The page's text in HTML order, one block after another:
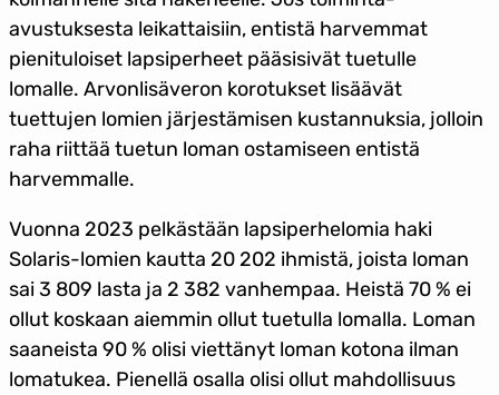
avustuksesta leikattaisiin, entistä harvemmat
pienituloiset lapsiperheet pääsisivät tuetulle
lomalle. Arvonlisäveron korotukset lisäävät
tuettujen lomien järjestämisen kustannuksia, jolloin
raha riittää tuetun loman ostamiseen entistä
harvemmalle.
Vuonna 2023 pelkästään lapsiperhelomia haki
Solaris-lomien kautta 20 202 ihmistä, joista loman
sai 3 809 lasta ja 2 382 vanhempaa. Heistä 70 % ei
ollut koskaan aiemmin ollut tuetulla lomalla. Loman
saaneista 90 % olisi viettänyt loman kotona ilman
lomatukea. Pienellä osalla olisi ollut mahdollisuus